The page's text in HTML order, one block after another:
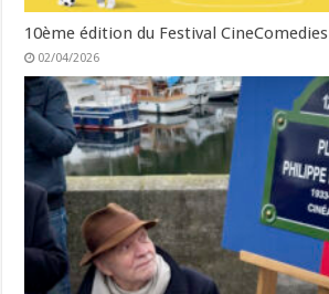
10ème édition du Festival CineComedies
02/04/2026